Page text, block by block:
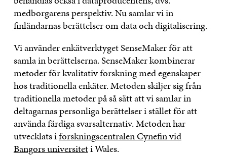
medborgarens perspektiv. Nu samlar vi in
finländarnas berättelser om data och digitalisering.
Vi använder enkätverktyget SenseMaker för att
samla in berättelserna. SenseMaker kombinerar
metoder för kvalitativ forskning med egenskaper
hos traditionella enkäter. Metoden skiljer sig från
traditionella metoder på så sätt att vi samlar in
deltagarnas personliga berättelser i stället för att
använda färdiga svarsalternativ. Metoden har
utvecklats iforskningscentralen Cynefin vid
Bangors universiteti Wales.